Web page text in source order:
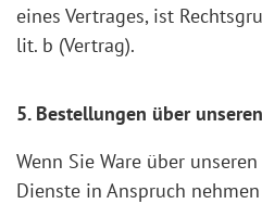
eines Vertrages, ist
lit. b (Vertrag).
5. Bestellungen über
Wenn Sie Ware über
Dienste in Anspruch